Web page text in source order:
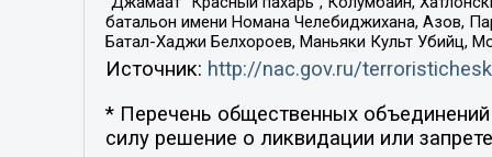
батальон имени Номана Челебиджихана, Азов,
Батал-Хаджи Белхороев, Маньяки Культ Убийц,
Источник: http://nac.gov.ru/
* Перечень общественных
силу решение о ликвидации или